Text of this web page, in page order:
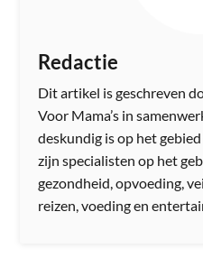
Redactie
Dit artikel is geschreven
Voor Mama’s in
deskundig is op het
zijn specialisten op het
gezondheid, opvoeding,
reizen, voeding en